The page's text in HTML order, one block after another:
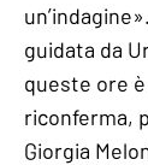
guidata da
queste ore
riconferma,
Giorgia